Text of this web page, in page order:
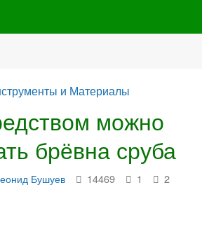
и Материалы
можно
брёвна сруба
Бушуев 14469 1 2